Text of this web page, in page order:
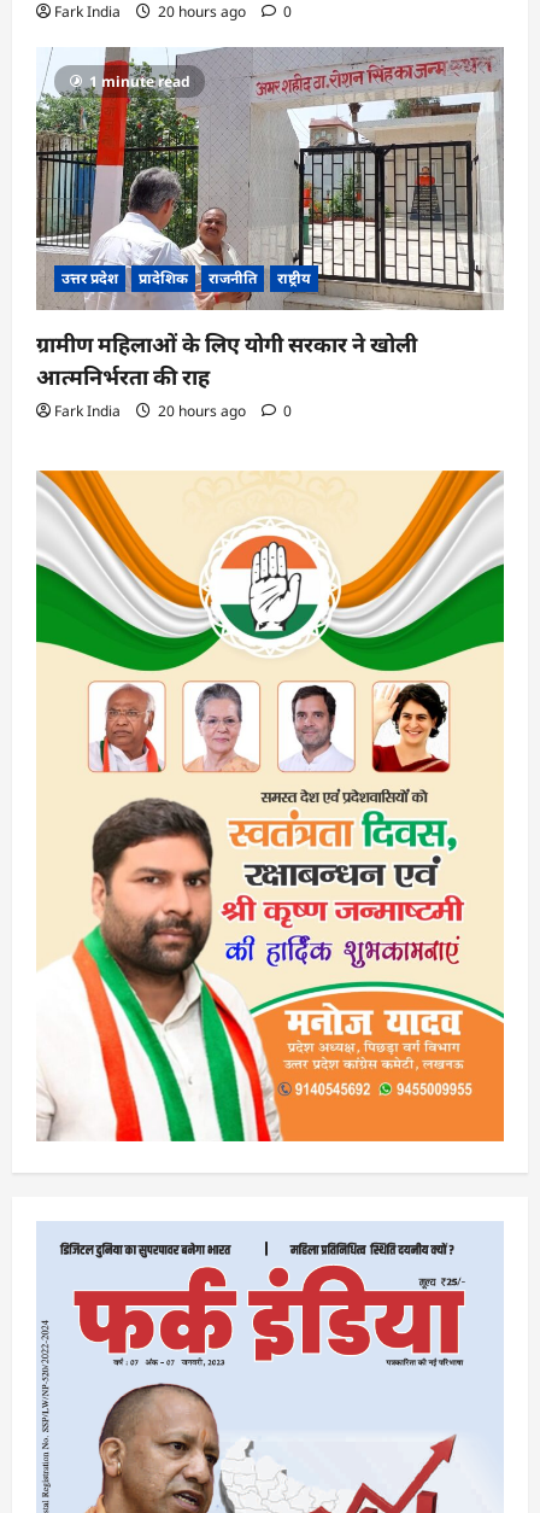
Fark India 20 hours ago 0
1 minute read
उत्तर प्रदेश प्रादेशिक राजनीति राष्ट्रीय
ग्रामीण महिलाओं के लिए योगी सरकार ने खोली
आत्मनिर्भरता की राह
Fark India 20 hours ago 0